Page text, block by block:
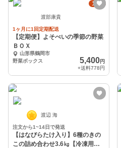
定期
渡部康貴
1ヶ月に1回定期配送
【定期便】よそべいの季節の野菜
ＢＯＸ
山形県鶴岡市
野菜ボックス
5,400円
+送料778円
渡辺 海
注文から1~14日で発送
【はなびらたけ入り】6種のきの
この詰め合わせ3.6㎏【冷凍用袋